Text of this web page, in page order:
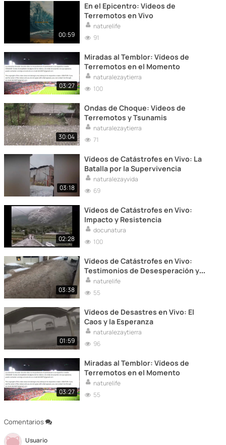
Comentarios
Usuario
00:59
En el Epicentro: Vídeos de
Terremotos en Vivo
naturelife
91
03:27
Miradas al Temblor: Vídeos de
Terremotos en el Momento
naturalezaytierra
100
30:04
Ondas de Choque: Vídeos de
Terremotos y Tsunamis
naturalezaytierra
71
03:18
Vídeos de Catástrofes en Vivo: La
Batalla por la Supervivencia
naturalezayvida
69
02:28
Vídeos de Catástrofes en Vivo:
Impacto y Resistencia
docunatura
100
03:38
Vídeos de Catástrofes en Vivo:
Testimonios de Desesperación y
Esperanza
naturelife
55
01:59
Vídeos de Desastres en Vivo: El
Caos y la Esperanza
naturalezaytierra
96
03:27
Miradas al Temblor: Vídeos de
Terremotos en el Momento
naturelife
55